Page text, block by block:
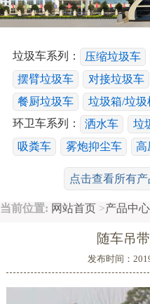
垃圾车系列： 压缩垃圾车
摆臂垃圾车
对接垃圾车
餐厨垃圾车
垃圾箱/垃圾
环卫车系列：
洒水车 垃
吸粪车
雾炮抑尘车
高
工程运输系列： 冷藏车
散装饲料车
搅拌车
鲜
特种车系列： 消防车 高
救护车 沥
点击查看所有
当前位置: 网站首页 >产品中心
随车吊
发布时间：